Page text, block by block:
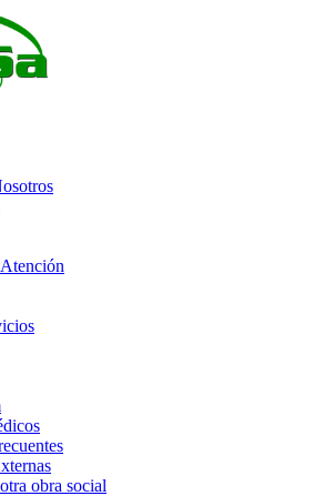
obra social